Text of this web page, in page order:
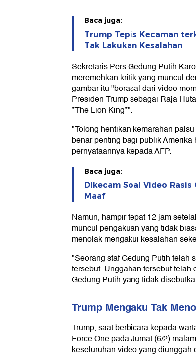
Baca juga:
Trump Tepis Kecaman
Tak Lakukan Kesalahan
Sekretaris Pers Gedung Putih
meremehkan kritik yang muncul
gambar itu "berasal dari video
Presiden Trump sebagai Raja
*The Lion King*".
"Tolong hentikan kemarahan
benar penting bagi publik
pernyataannya kepada AFP.
Baca juga:
Dikecam Soal Video
Maaf
Namun, hampir tepat 12 jam
muncul pengakuan yang tidak
menolak mengakui kesalahan
"Seorang staf Gedung Putih telah
tersebut. Unggahan tersebut
Gedung Putih yang tidak
Trump Mengaku Tak
Trump, saat berbicara kepada
Force One pada Jumat (6/2)
keseluruhan video yang diunggah